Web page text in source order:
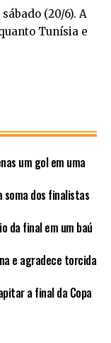
(20/6). A
Tunísia e
um gol em uma
soma dos finalistas
da final em um baú
e agradece torcida
a final da Copa